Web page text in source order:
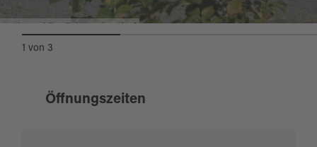
1 von 3
Öffnungszeiten